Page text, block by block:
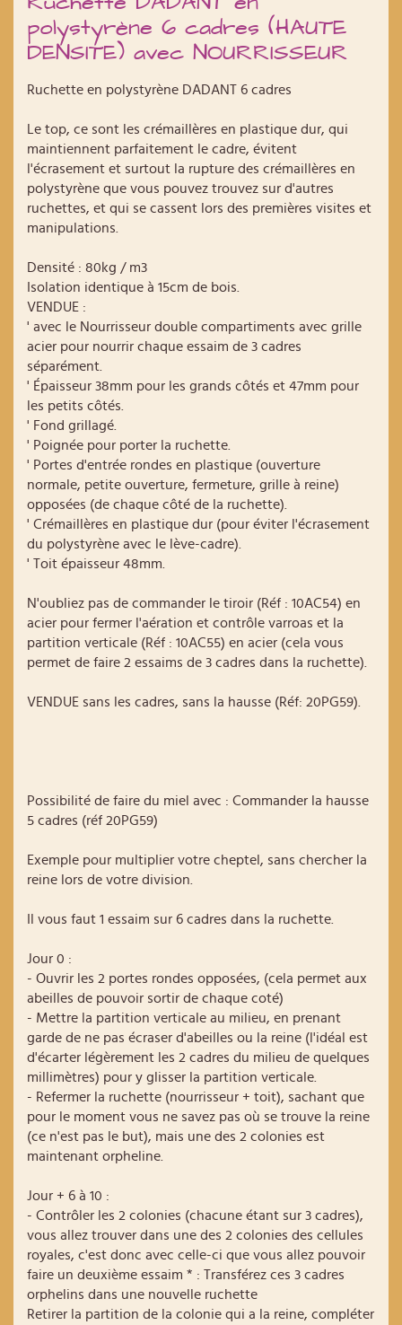
polystyrène 6 cadres (HAUTE
DENSITE) avec NOURRISSEUR
Ruchette en polystyrène DADANT 6 cadres
Le top, ce sont les crémaillères en plastique dur, qui
maintiennent parfaitement le cadre, évitent
l'écrasement et surtout la rupture des crémaillères en
polystyrène que vous pouvez trouvez sur d'autres
ruchettes, et qui se cassent lors des premières visites et
manipulations.
Densité : 80kg / m3
Isolation identique à 15cm de bois.
VENDUE :
' avec le Nourrisseur double compartiments avec grille
acier pour nourrir chaque essaim de 3 cadres
séparément.
' Épaisseur 38mm pour les grands côtés et 47mm pour
les petits côtés.
' Fond grillagé.
' Poignée pour porter la ruchette.
' Portes d'entrée rondes en plastique (ouverture
normale, petite ouverture, fermeture, grille à reine)
opposées (de chaque côté de la ruchette).
' Crémaillères en plastique dur (pour éviter l'écrasement
du polystyrène avec le lève-cadre).
' Toit épaisseur 48mm.
N'oubliez pas de commander le tiroir (Réf : 10AC54) en
acier pour fermer l'aération et contrôle varroas et la
partition verticale (Réf : 10AC55) en acier (cela vous
permet de faire 2 essaims de 3 cadres dans la ruchette).
VENDUE sans les cadres, sans la hausse (Réf: 20PG59).
Possibilité de faire du miel avec : Commander la hausse
5 cadres (réf 20PG59)
Exemple pour multiplier votre cheptel, sans chercher la
reine lors de votre division.
Il vous faut 1 essaim sur 6 cadres dans la ruchette.
Jour 0 :
- Ouvrir les 2 portes rondes opposées, (cela permet aux
abeilles de pouvoir sortir de chaque coté)
- Mettre la partition verticale au milieu, en prenant
garde de ne pas écraser d'abeilles ou la reine (l'idéal est
d'écarter légèrement les 2 cadres du milieu de quelques
millimètres) pour y glisser la partition verticale.
- Refermer la ruchette (nourrisseur + toit), sachant que
pour le moment vous ne savez pas où se trouve la reine
(ce n'est pas le but), mais une des 2 colonies est
maintenant orpheline.
Jour + 6 à 10 :
- Contrôler les 2 colonies (chacune étant sur 3 cadres),
vous allez trouver dans une des 2 colonies des cellules
royales, c'est donc avec celle-ci que vous allez pouvoir
faire un deuxième essaim * : Transférez ces 3 cadres
orphelins dans une nouvelle ruchette
Retirer la partition de la colonie qui a la reine, compléter